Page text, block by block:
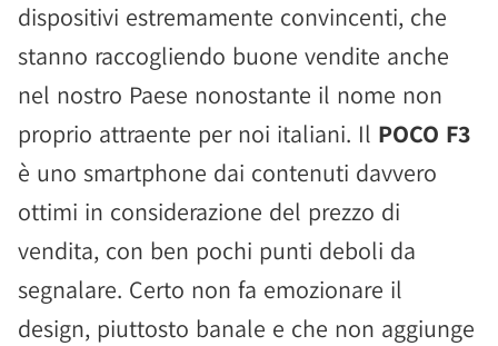
dispositivi estremamente convincenti, che
stanno raccogliendo buone vendite anche
nel nostro Paese nonostante il nome non
proprio attraente per noi italiani. Il POCO F3
è uno smartphone dai contenuti davvero
ottimi in considerazione del prezzo di
vendita, con ben pochi punti deboli da
segnalare. Certo non fa emozionare il
design, piuttosto banale e che non aggiunge